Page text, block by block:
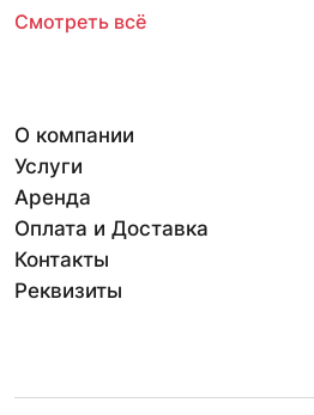
Смотреть всё
О компании
Услуги
Аренда
Оплата и Доставка
Контакты
Реквизиты